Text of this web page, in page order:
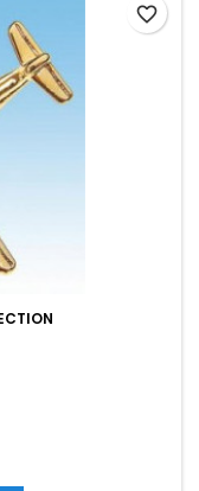
favorite_border